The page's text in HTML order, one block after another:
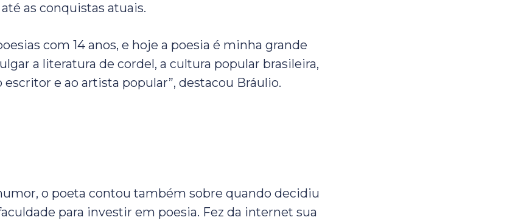
as conquistas atuais.
com 14 anos, e hoje a poesia é minha grande
a literatura de cordel, a cultura popular brasileira,
escritor e ao artista popular”, destacou Bráulio.
o poeta contou também sobre quando decidiu
para investir em poesia. Fez da internet sua